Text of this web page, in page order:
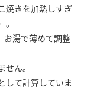
焼きを加熱しすぎ
お湯で薄めて調整
ん。
して計算していま